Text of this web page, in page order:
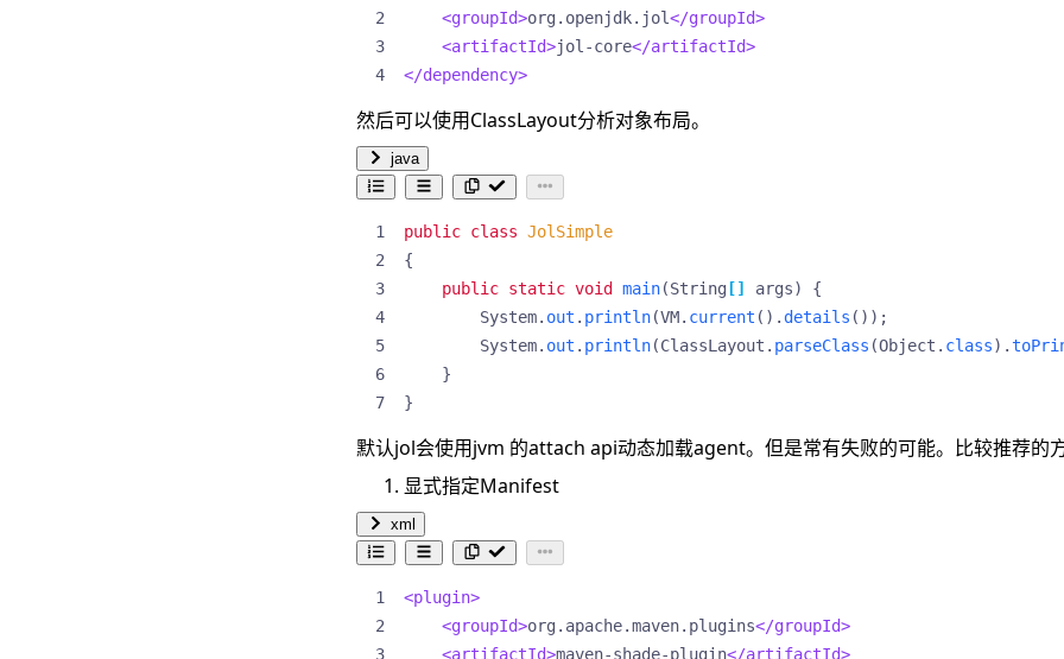
<groupId>org.openjdk.jol</groupId>
<artifactId>jol-core</artifactId>
</dependency>
然后可以使用ClassLayout分析对象布局。
java
public class JolSimple
{
public static void main(String [] args)
{
System. out . println(VM. current (). details ());
System. out . println(ClassLayout . parseClass (Object . class).
}
}
默认jol会使用jvm 的attach api动态加载agent。但是常有失败的可能。比较推荐的
显式指定Manifest
xml
<plugin>
<groupId>org.apache.maven.plugins</groupId>
<artifactId>maven-shade-plugin</artifactId>